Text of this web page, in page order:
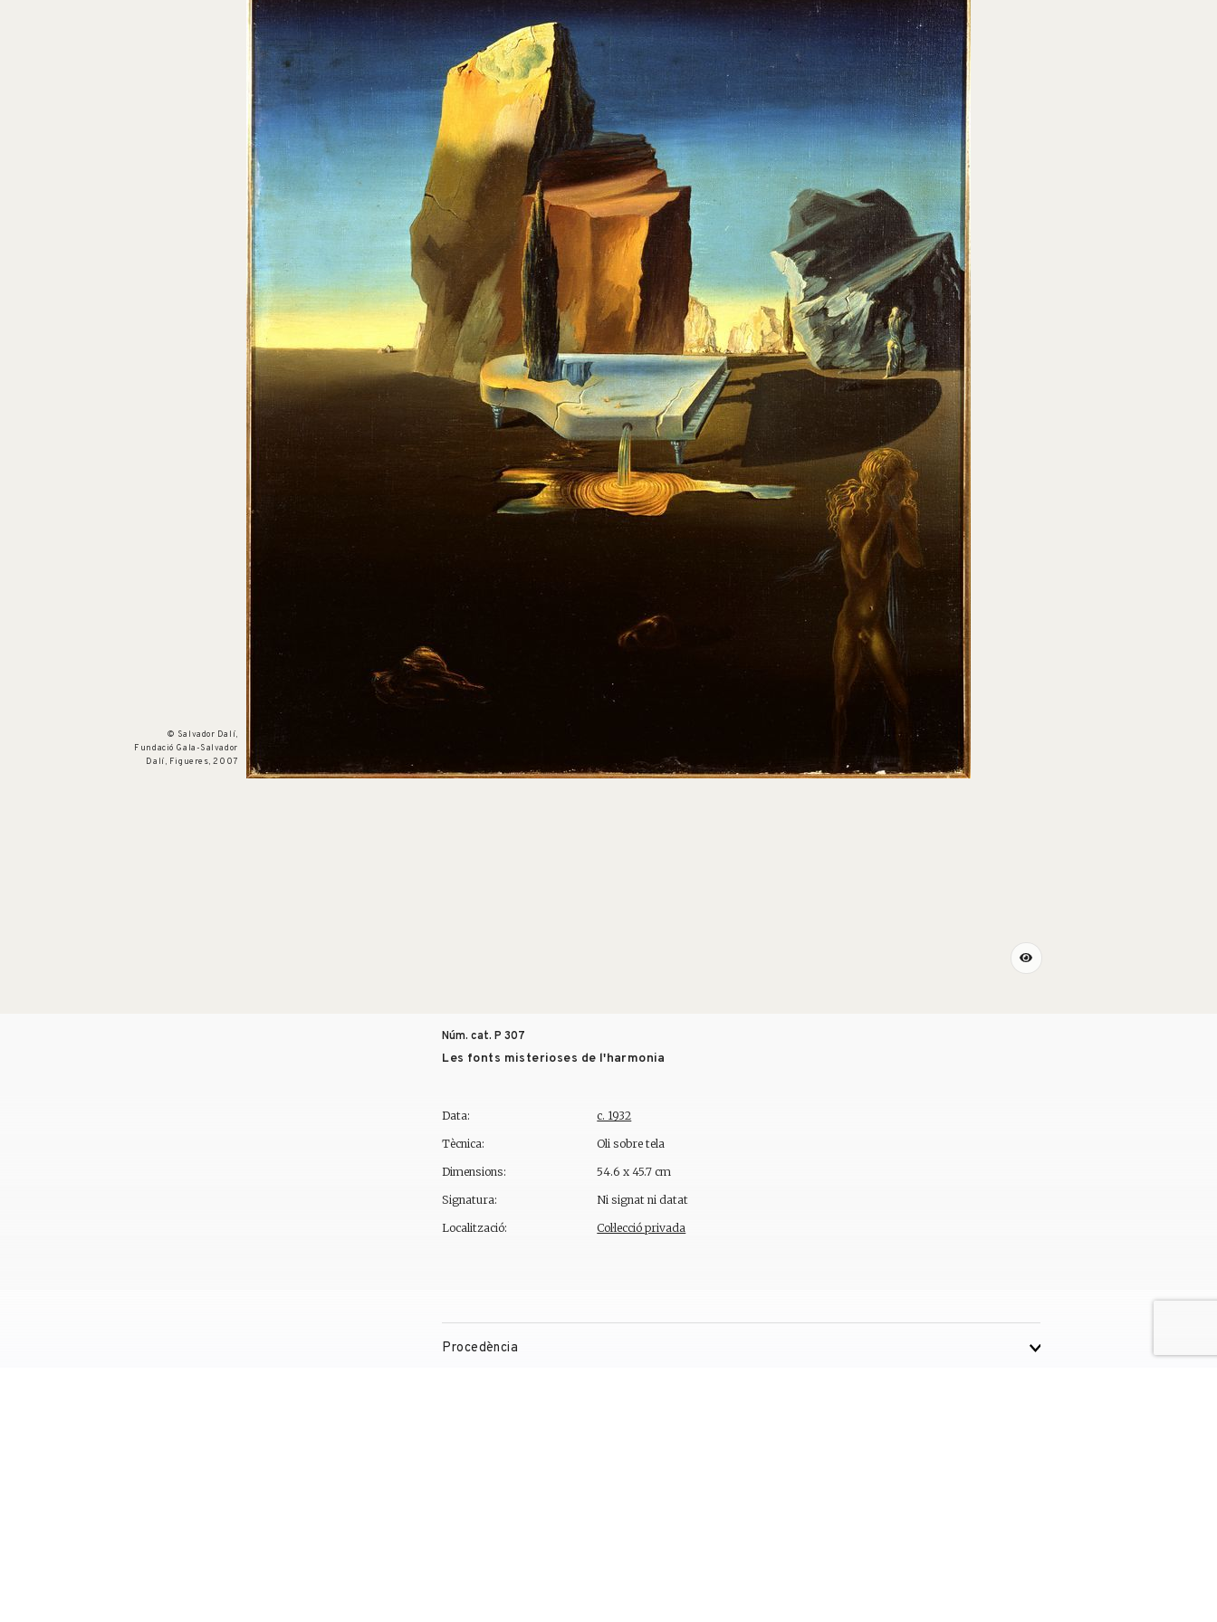
© Salvador Dalí,
Fundació Gala-Salvador
Dalí, Figueres, 2007
Núm. cat. P 307
Les fonts misterioses de l'harmonia
Les fonts misterioses de l'harmonia
Data: c. 1932
Tècnica: Oli sobre tela
Dimensions: 54.6 x 45.7 cm
Signatura: Ni signat ni datat
Localització: Col·lecció privada
Procedència